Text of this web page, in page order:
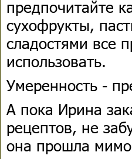
предпочитайте
сухофрукты,
сладостями все
использовать.
Умеренность -
А пока Ирина
рецептов, не
она прошла